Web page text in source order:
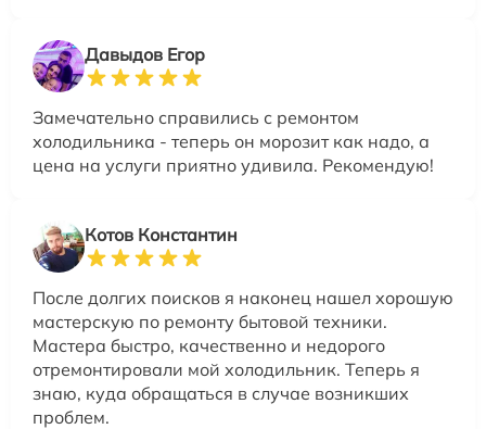
Давыдов Егор
Замечательно справились с ремонтом
холодильника - теперь он морозит как надо, а
цена на услуги приятно удивила. Рекомендую!
Котов Константин
После долгих поисков я наконец нашел хорошую
мастерскую по ремонту бытовой техники.
Мастера быстро, качественно и недорого
отремонтировали мой холодильник. Теперь я
знаю, куда обращаться в случае возникших
проблем.